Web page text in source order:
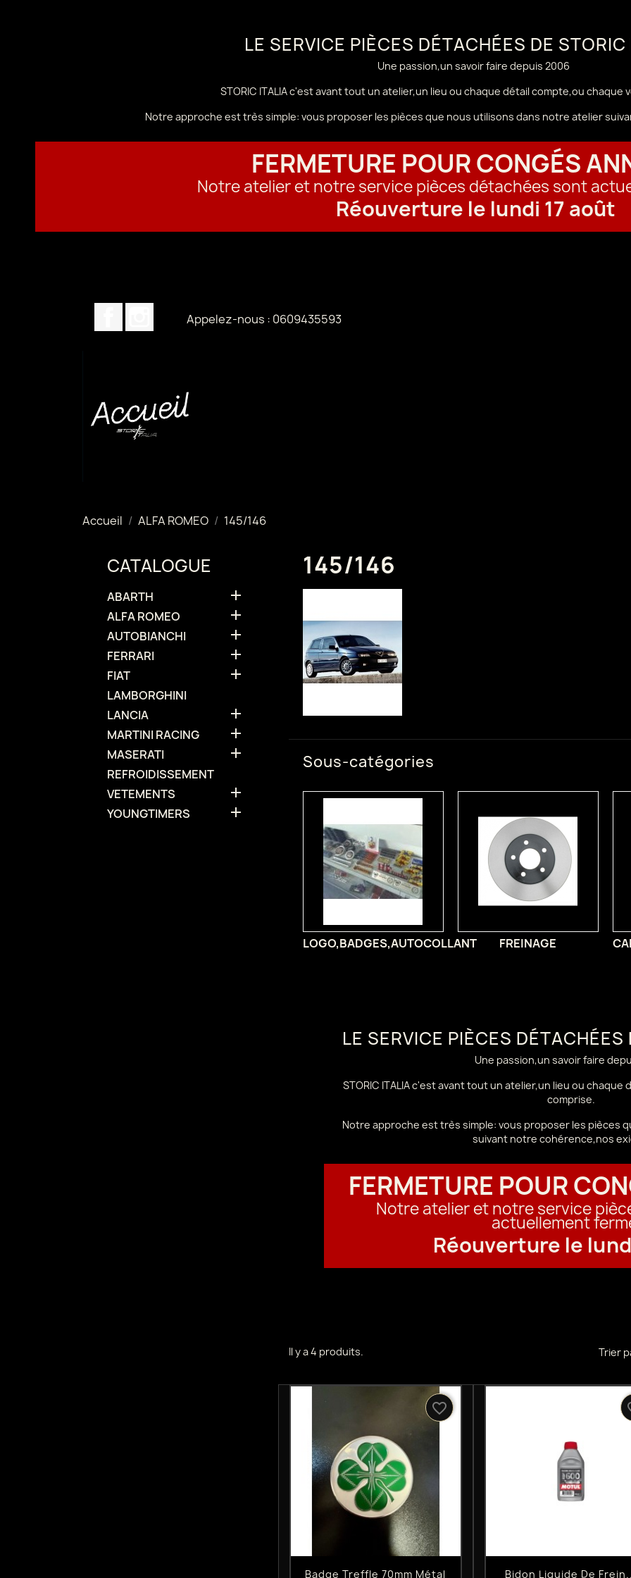
LE SERVICE PIÈCES DÉTACHÉES DE
Une passion,un savoir faire depuis 2006
STORIC ITALIA c'est avant tout un atelier,un lieu ou chaque détail compte,ou chaque
Notre approche est très simple: vous proposer les pièces que nous utilisons dans notre atelier
FERMETURE POUR CONGÉS
Notre atelier et notre service pièces détachées sont
Réouverture le lundi 17 août
Appelez-nous : 0609435593
Accueil ALFA ROMEO 145/146
CATALOGUE
ABARTH 
ALFA ROMEO 
AUTOBIANCHI 
FERRARI 
FIAT 
LAMBORGHINI
LANCIA

MARTINI RACING 
MASERATI 
REFROIDISSEMENT
VETEMENTS

YOUNGTIMERS 
145/146
Sous-catégories
LOGO,BADGES,AUTOCOLLANT FREINAGE
LE SERVICE PIÈCES
Une passion,un savoir faire
STORIC ITALIA c'est avant tout un atelier,un lieu ou
comprise.
Notre approche est très simple: vous proposer les pièces
suivant notre cohérence,nos
FERMETURE POUR
Notre atelier et notre service
actuellement
Réouverture le
Il y a 4 produits. Trier
Aperçu rapide
Badge Treffle 70mm Métal
favorite_border
Aperçu rapide
Bidon Liquide De